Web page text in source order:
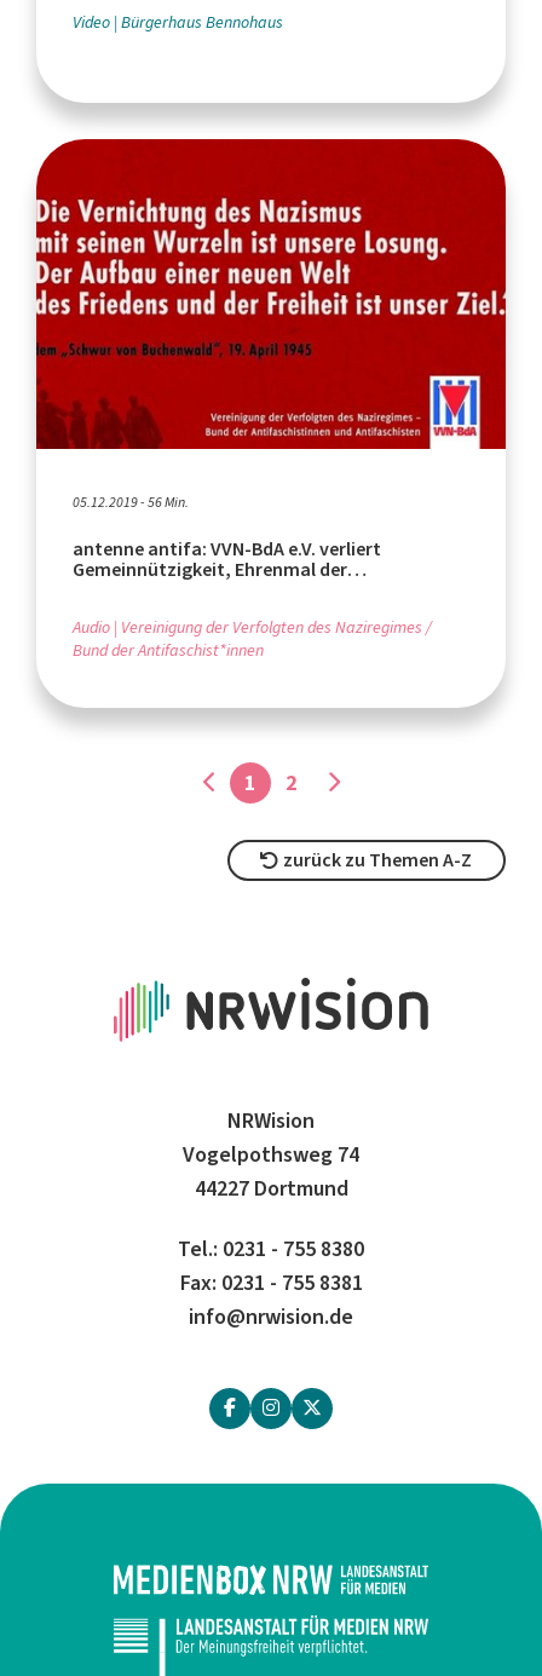
Video Bürgerhaus Bennohaus
05.12.2019 - 56 Min.
antenne antifa: VVN-BdA e.V. verliert
Gemeinnützigkeit, Ehrenmal der
Audio Vereinigung der Verfolgten des Naziregimes /
Bund der Antifaschist*innen
1 2
zurück zu Themen A-Z
NRWision
Vogelpothsweg 74
44227 Dortmund
Tel.: 0231 - 755 8380
Fax: 0231 - 755 8381
info@nrwision.de